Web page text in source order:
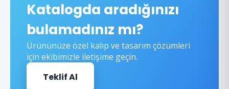
Katalogda aradığınızı
bulamadınız mı?
Ürününüze özel kalıp ve tasarım çözümleri
için ekibimizle iletişime geçin.
Teklif Al